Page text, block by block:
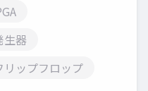
生器
リップフロップ